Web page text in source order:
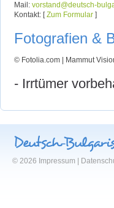
Mail: vorstand@deutsch-
Kontakt: [Zum Formular ]
Fotografien &
© Fotolia.com | Mammut
- Irrtümer
© 2026 Impressum